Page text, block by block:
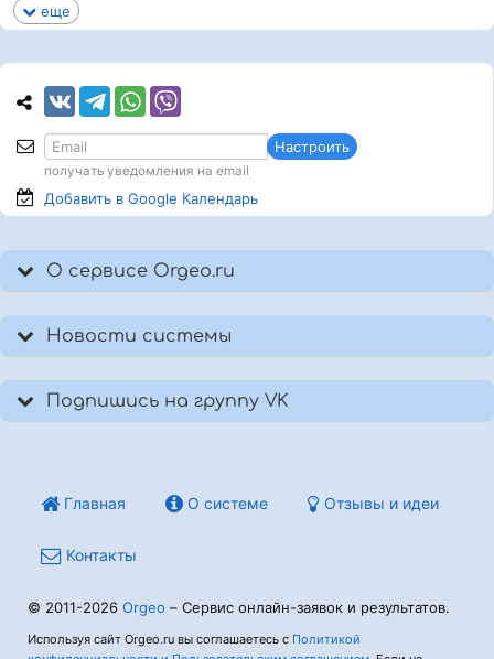
еще
Настроить
получать уведомления на email
Добавить в Google Календарь
О сервисе Orgeo.ru
Новости системы
Подпишись на группу VK
Главная О системе Отзывы и идеи
Контакты
© 2011-2026 Orgeo – Сервис онлайн-заявок и результатов.
Используя сайт Orgeo.ru вы соглашаетесь с Политикой